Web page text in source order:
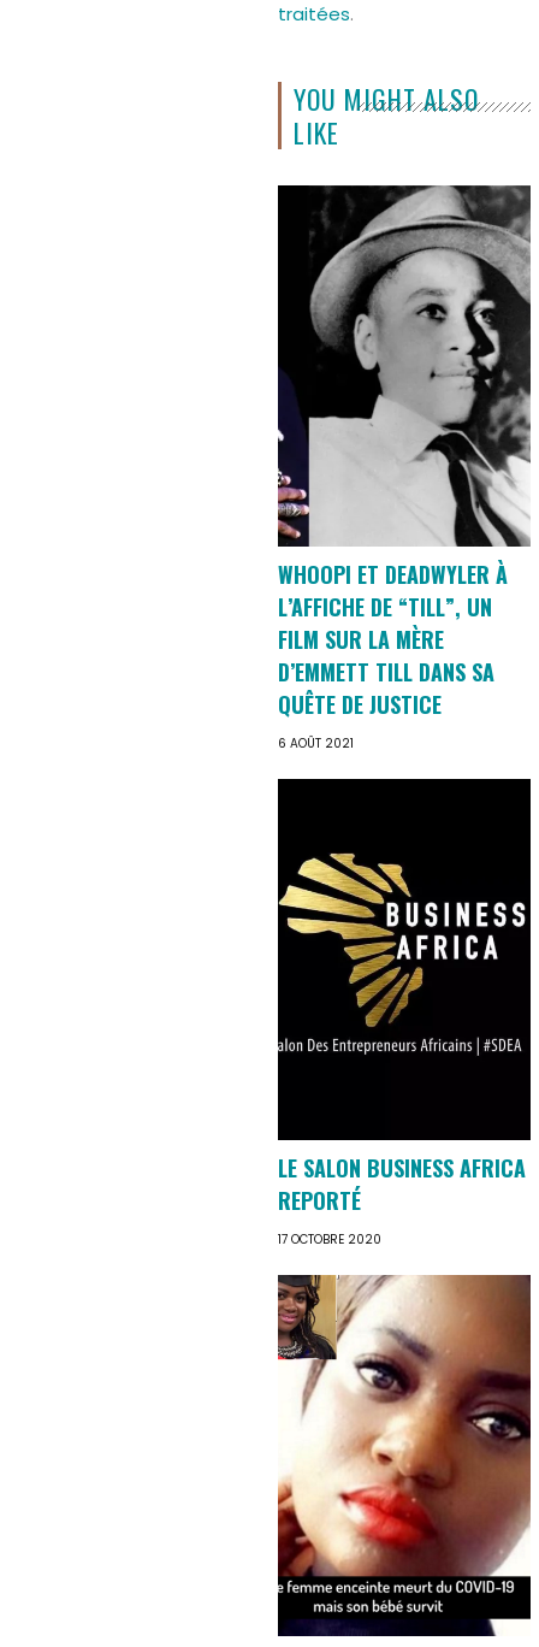
traitées.
YOU MIGHT ALSO
LIKE
WHOOPI ET DEADWYLER À
L’AFFICHE DE “TILL”, UN
FILM SUR LA MÈRE
D’EMMETT TILL DANS SA
QUÊTE DE JUSTICE
6 AOÛT 2021
LE SALON BUSINESS AFRICA
REPORTÉ
17 OCTOBRE 2020